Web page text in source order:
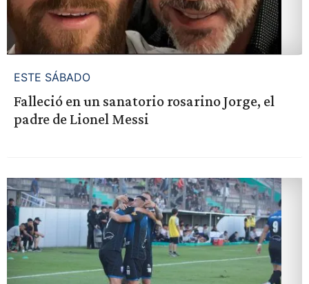
ESTE SÁBADO
Falleció en un sanatorio rosarino Jorge, el
padre de Lionel Messi